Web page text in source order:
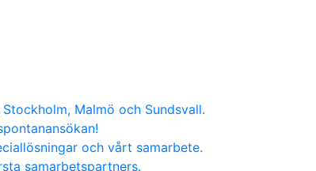
Malmö och Sundsvall.
och vårt samarbete.
samarbetspartners.